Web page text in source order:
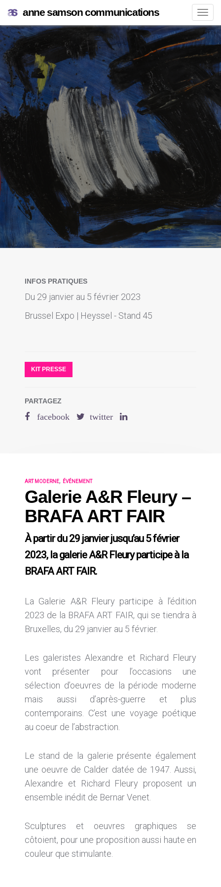
anne samson communications
INFOS PRATIQUES
Du 29 janvier au 5 février 2023
Brussel Expo | Heyssel - Stand 45
KIT PRESSE
PARTAGEZ
ART MODERNE, ÉVÉNEMENT
Galerie A&R Fleury –
BRAFA ART FAIR
À partir du 29 janvier jusqu’au 5 février
2023, la galerie A&R Fleury participe à la
BRAFA ART FAIR.
La Galerie A&R Fleury participe à l’édition
2023 de la BRAFA ART FAIR, qui se tiendra à
Bruxelles, du 29 janvier au 5 février.
Les galeristes Alexandre et Richard Fleury
vont présenter pour l’occasions une
sélection d’oeuvres de la période moderne
mais aussi d’après-guerre et plus
contemporains. C’est une voyage poétique
au coeur de l’abstraction.
Le stand de la galerie présente également
une oeuvre de Calder datée de 1947. Aussi,
Alexandre et Richard Fleury proposent un
ensemble inédit de Bernar Venet.
Sculptures et oeuvres graphiques se
côtoient, pour une proposition aussi haute en
couleur que stimulante.